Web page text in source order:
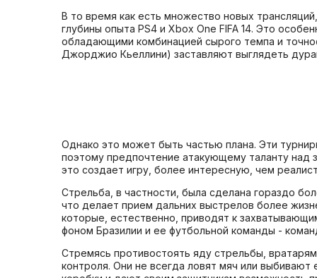
В то время как есть множество новых
глубины опыта PS4 и Xbox One FIFA 14. Это
обладающими комбинацией сырого темпа и
Джорджио Кьеллини) заставляют выглядеть
Однако это может быть частью плана. Эти
поэтому предпочтение атакующему таланту над
это создает игру, более интересную, чем
Стрельба, в частности, была сделана гораздо
что делает прием дальних выстрелов более
которые, естественно, приводят к
фоном Бразилии и ее футбольной команды -
Стремясь противостоять яду стрельбы,
контроля. Они не всегда ловят мяч или